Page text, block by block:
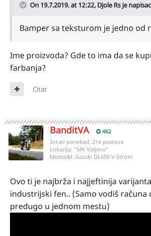
On 19.7.2019. at 12:22, Djole Rs je
Bamper sa teksturom je jedno od
Ime proizvoda? Gde to ima da se
farbanja?
Citat
BanditVA 462
Svrati ponekad, 214 postova
Lokacija: "MK Valjevo"
Motocikl: Suzuki DL650 V-Strom
Ovo ti je najbrža i najjeftinija
industrijski fen.. (Samo vodiš računa
predugo u jednom mestu)